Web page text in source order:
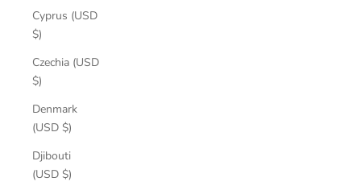
Cyprus (USD
$)
Czechia (USD
$)
Denmark
(USD $)
Djibouti
(USD $)